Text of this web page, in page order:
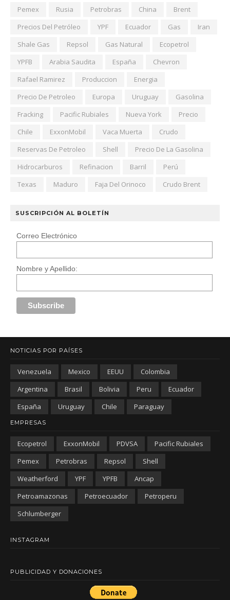
Pemex
Rusia Petrobras China
Brent
Precios Del Petróleo
YPF Ecuador Gas
Iran
Shale Gas
Repsol Gas Natural
Ecopetrol
YPFB
Arabia Saudita España
Chevron
Rafael Ramirez
Produccion
Energia
Precio De Petroleo
Europa Uruguay
Gasolina
Fracking
Pacific Rubiales Nueva York
Precio
Chile
ExxonMobil Vaca Muerta
Crudo
Reservas De Petroleo
Shell
Precio De La Gasolina
Hidrocarburos
Refinacion Barril
Perú
Texas
Maduro Faja Del Orinoco Crudo Brent
SUSCRIPCIÓN AL BOLETÍN
Correo Electrónico
Nombre y Apellido:
NOTICIAS POR PAÍSES
Venezuela Mexico EEUU
Colombia
Argentina
Brasil Bolivia Peru
Ecuador
España
Uruguay Chile Paraguay
EMPRESAS
Ecopetrol ExxonMobil PDVSA
Pacific Rubiales
Pemex
Petrobras Repsol
Shell
Weatherford
YPF YPFB
Ancap
Petroamazonas
Petroecuador
Petroperu
Schlumberger
INSTAGRAM
PUBLICIDAD Y DONACIONES